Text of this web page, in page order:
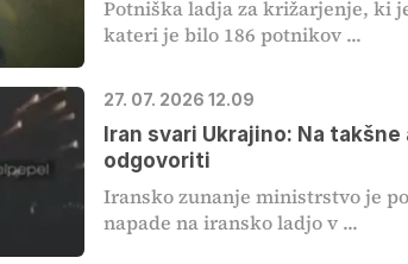
Potniška ladja za križarjenje, ki
kateri je bilo 186 potnikov ...
27. 07. 2026 12.09
Iran svari Ukrajino: Na
odgovoriti
Iransko zunanje ministrstvo je
napade na iransko ladjo v ...